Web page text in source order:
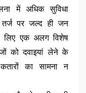
में अधिक सुविधा
तर्ज पर जल्द ही जन
लिए एक अलग विशेष
को दवाइयां लेने के
का सामना न